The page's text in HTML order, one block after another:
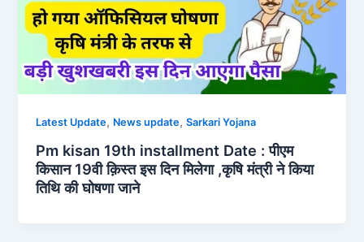
Latest Update, News update,Sarkari Yojana
Pm kisan 19th installment Date : पीएम
किसान 19वी क़िस्त इस दिन मिलेगा ,कृषि मंत्री ने किया
तिथि की घोषणा जाने